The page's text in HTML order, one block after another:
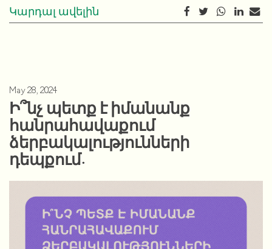
Կարդալ ավելին
May 28, 2024
Ի՞նչ պետք է իմանանք
հանրահավաքում
ձերբակալությունների
դեպքում.